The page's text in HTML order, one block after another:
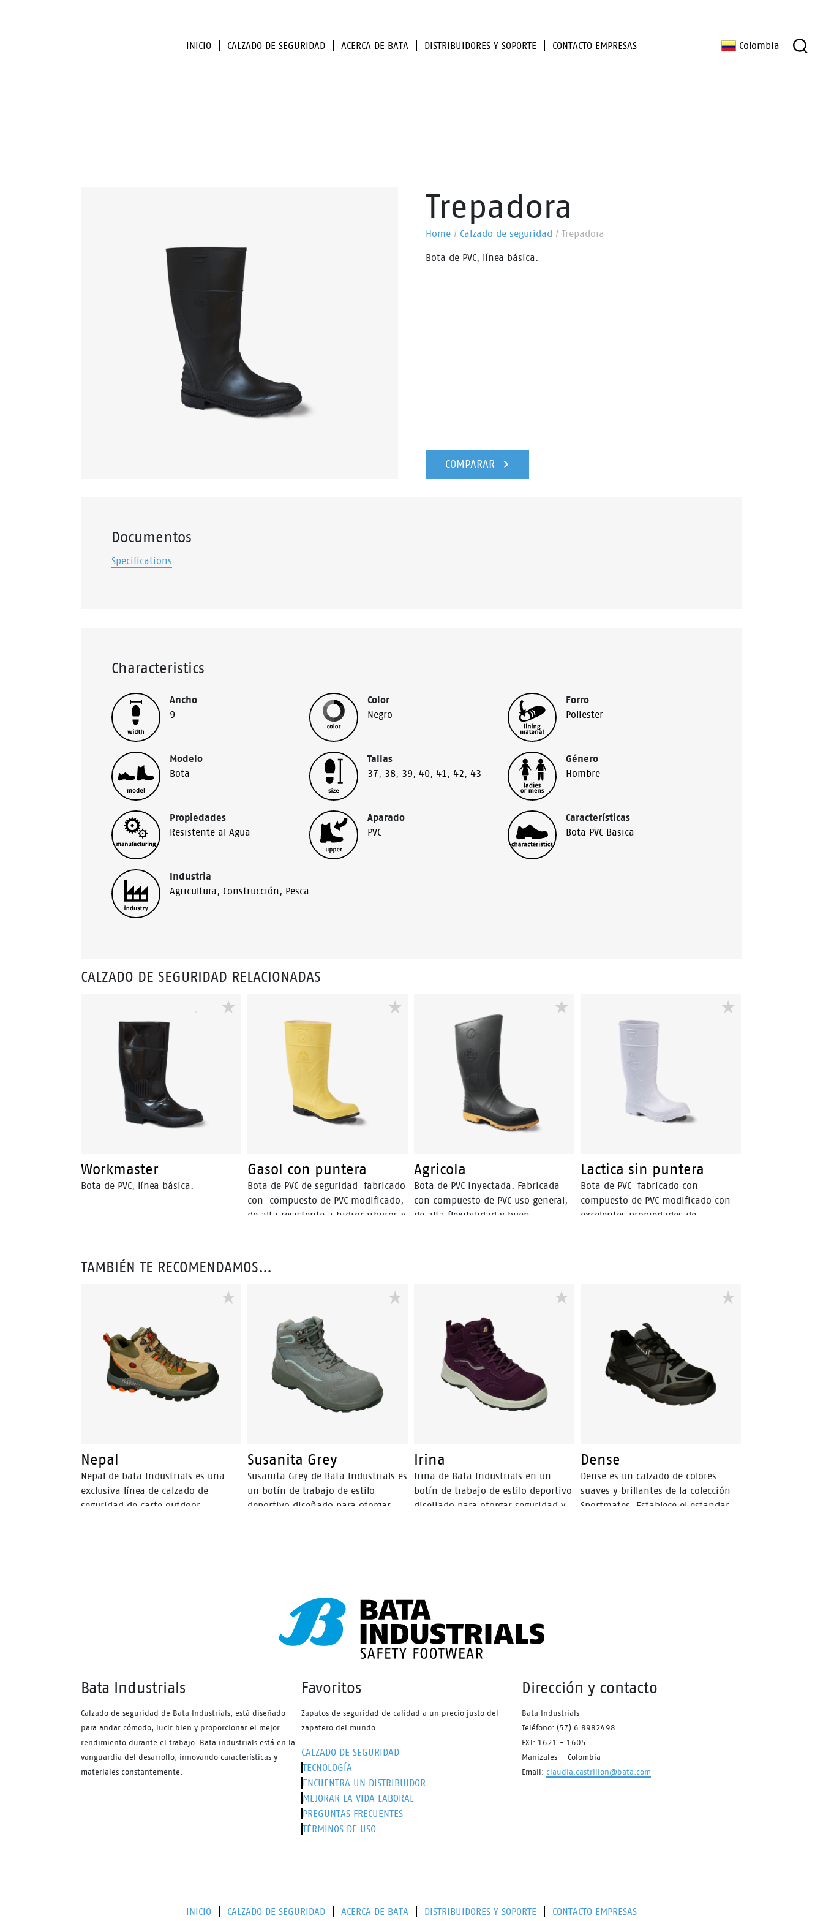
INICIO CALZADO DE SEGURIDAD ACERCA DE BATA DISTRIBUIDORES Y SOPORTE CONTACTO EMPRESAS Colombia
Trepadora
Home/ Calzado de seguridad / Trepadora
Bota de PVC, línea básica.
COMPARAR
Documentos
Specifications
Characteristics
Ancho
9
Color
Negro
Forro
Poliester
Modelo
Bota
Tallas
37, 38, 39,40,41,42,43
Género
Hombre
Propiedades
Resistente al Agua
Aparado
PVC
Características
Bota PVC Basica
Industria
Agricultura, Construcción, Pesca
CALZADO DE SEGURIDAD RELACIONADAS
Workmaster
Bota de PVC, línea básica.
Gasol con puntera
Bota de PVC de seguridad fabricado
con compuesto de PVC modificado,
de alta resistente a hidrocarburos y
animales y vegetales, con puntera
de acero. Producto sanitizado,
inhibe la proliferación de hongos y
bacterias, brindando mayor higiene
y salud al usuario.
Agricola
Bota de PVC inyectada. Fabricada
con compuesto de PVC uso general,
de alta flexibilidad y buen
Lactica sin puntera
Bota de PVC fabricado con
compuesto de PVC modificado con
excelentes propiedades de
proliferación de hongos y bacterias,
brindando mayor higiene y salud al
usuario.
TAMBIÉN TE RECOMENDAMOS…
Nepal
Nepal de bata Industrials es una
exclusiva línea de calzado de
seguridad de carte outdoor
Susanita Grey
Susanita Grey de Bata Industrials es
un botín de trabajo de estilo
deportivo diseñado para otorgar
Irina
Irina de Bata Industrials en un
botín de trabajo de estilo deportivo
diseiiado para otorgar seguridad y
Dense
Dense es un calzado de colores
suaves y brillantes de la colección
Sportmates. Establece el estandar
durante todo el dia.
Bata Industrials
Calzado de seguridad de Bata Industrials, está diseñado
para andar cómodo, lucir bien y proporcionar el mejor
rendimiento durante el trabajo. Bata industrials está en la
vanguardia del desarrollo, innovando características y
materiales constantemente.
Favoritos
Zapatos de seguridad de calidad a un precio justo del
zapatero del mundo.
CALZADO DE SEGURIDAD
TECNOLOGÍA
ENCUENTRA UN DISTRIBUIDOR
MEJORAR LA VIDA LABORAL
PREGUNTAS FRECUENTES
TÉRMINOS DE USO
Dirección y contacto
Bata Industrials
Teléfono: (57) 6 8982498
EXT: 1621 - 1605
Manizales – Colombia
Email: claudia.castrillon@bata.com
INICIO CALZADO DE SEGURIDAD ACERCA DE BATA DISTRIBUIDORES Y SOPORTE CONTACTO EMPRESAS